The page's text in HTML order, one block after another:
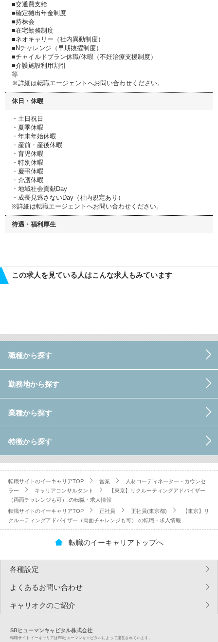
■交通費支給
■確定拠出年金制度
■持株会
■在宅勤務制度
■ネオキャリー（社内異動制度）
■Nチャレンジ（早期抜擢制度）
■チャイルドプラン休職/休暇（不妊治療支援制度）
■介護施設利用割引
等
※詳細は転職エージェントへお問い合わせください。
休日・休暇
・土日祝日
・夏季休暇
・年末年始休暇
・産前・産後休暇
・育児休暇
・特別休暇
・慶弔休暇
・介護休暇
・地域社会貢献Day
・成長見逃さないDay（社内規定あり）
※詳細は転職エージェントへお問い合わせください。
待遇・福利厚生
この求人を見ている人はこんな求人もみています
職種から探す
勤務地から探す
業種から探す
特徴から探す
転職サイトのイーキャリアTOP 営業
人材コーディネーター・カウンセ
ラー
キャリアコンサルタント
【東京】リクルーティングアドバイザー
（両面チャレンジも可）.の転職・求人情報
転職サイトのイーキャリアTOP
正社員 正社員(東京都)
【東京】リ
クルーティングアドバイザー（両面チャレンジも可）.の転職・求人情報
転職のイーキャリアトップへ
各種設定
よくあるお問い合わせ
キャリオクのご紹介
SBヒューマンキャピタル株式会社
転職サイト イーキャリアはSBヒューマンキャピタルによって運営されています。